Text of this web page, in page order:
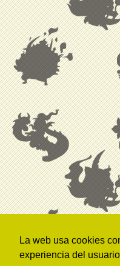
La web usa cookies
experiencia del